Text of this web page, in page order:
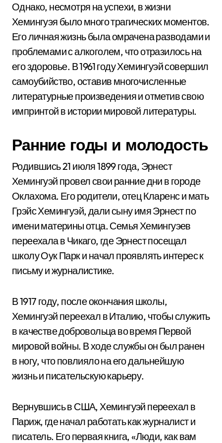
Однако, несмотря на успехи, в жизни
Хемингуэя было много трагических моментов.
Его личная жизнь была омрачена разводами и
проблемами с алкоголем, что отразилось на
его здоровье. В 1961 году Хемингуэй совершил
самоубийство, оставив многочисленные
литературные произведения и отметив свою
импринтой в истории мировой литературы.
Ранние годы и молодость
Родившись 21 июля 1899 года, Эрнест
Хемингуэй провел свои ранние дни в городе
Оклахома. Его родители, отец Кларенс и мать
Грэйс Хемингуэй, дали сыну имя Эрнест по
имени материны отца. Семья Хемингуэев
переехала в Чикаго, где Эрнест посещал
школу Оук Парк и начал проявлять интерес к
письму и журналистике.
В 1917 году, после окончания школы,
Хемингуэй переехал в Италию, чтобы служить
в качестве добровольца во время Первой
мировой войны. В ходе службы он был ранен
в ногу, что повлияло на его дальнейшую
жизнь и писательскую карьеру.
Вернувшись в США, Хемингуэй переехал в
Париж, где начал работать как журналист и
писатель. Его первая книга, «Люди, как вам